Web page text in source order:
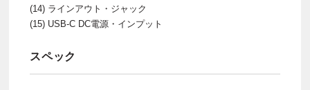
(14) ラインアウト・ジャック
(15) USB-C DC電源・インプット
スペック